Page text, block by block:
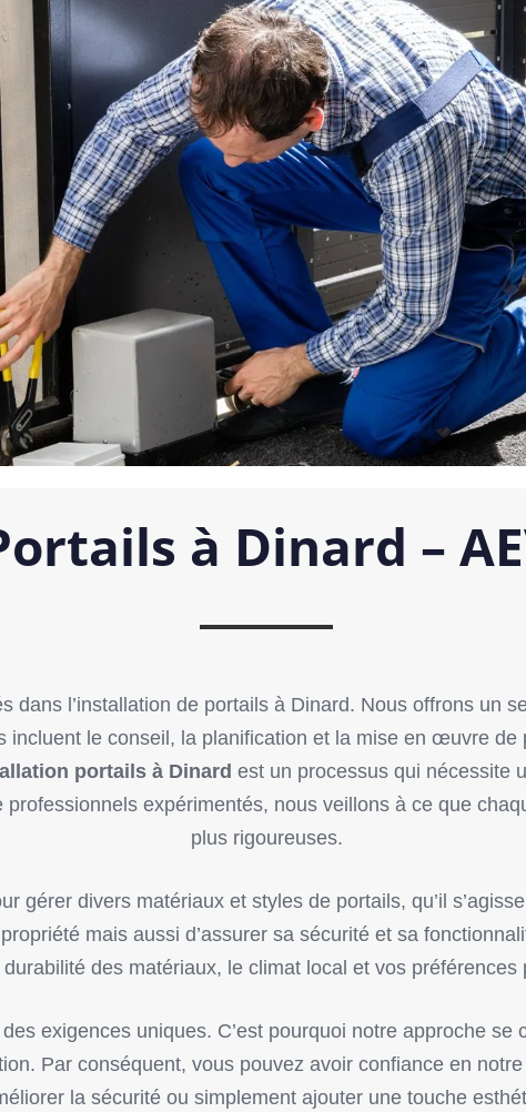
à Dinard –
dans l’installation de portails à Dinard. Nous offrons un
le conseil, la planification et la mise en œuvre de
portails à Dinard est un processus qui nécessite
expérimentés, nous veillons à ce que
plus rigoureuses.
gérer divers matériaux et styles de portails, qu’il
mais aussi d’assurer sa sécurité et sa
des matériaux, le climat local et vos
exigences uniques. C’est pourquoi notre approche
Par conséquent, vous pouvez avoir confiance en
la sécurité ou simplement ajouter une touche